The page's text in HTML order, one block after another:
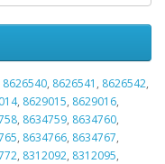
8626540, 8626541 , 8626542,
, 8629015, 8629016,
, 8634759, 8634760,
, 8634766, 8634767,
, 8312092, 8312095,